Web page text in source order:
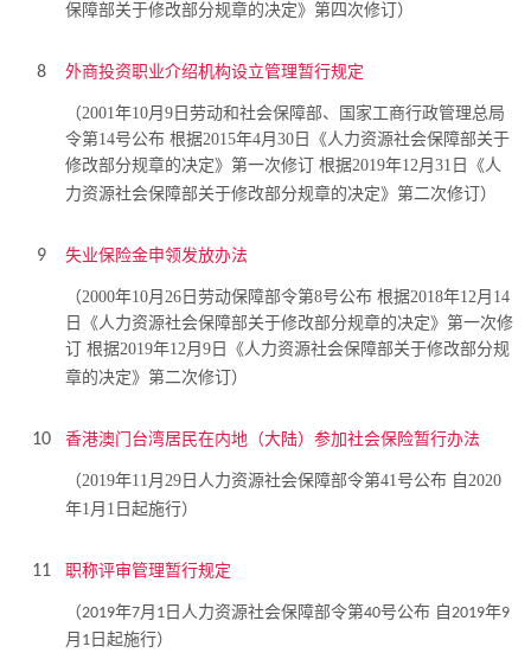
保障部关于修改部分规章的决定》第四次修订）
8 外商投资职业介绍机构设立管理暂行规定
（2001年10月9日劳动和社会保障部、国家工商行政管理总局
令第14号公布 根据2015年4月30日《人力资源社会保障部关于
修改部分规章的决定》第一次修订 根据2019年12月31日《人
力资源社会保障部关于修改部分规章的决定》第二次修订）
9 失业保险金申领发放办法
（2000年10月26日劳动保障部令第8号公布 根据2018年12月14
日《人力资源社会保障部关于修改部分规章的决定》第一次修
订 根据2019年12月9日《人力资源社会保障部关于修改部分规
章的决定》第二次修订）
10 香港澳门台湾居民在内地（大陆）参加社会保险暂行办法
（2019年11月29日人力资源社会保障部令第41号公布 自2020
年1月1日起施行）
11 职称评审管理暂行规定
（2019年7月 1 日人力资源社会保障部令第40号公布 自 2019年9
月 1 日起施行）